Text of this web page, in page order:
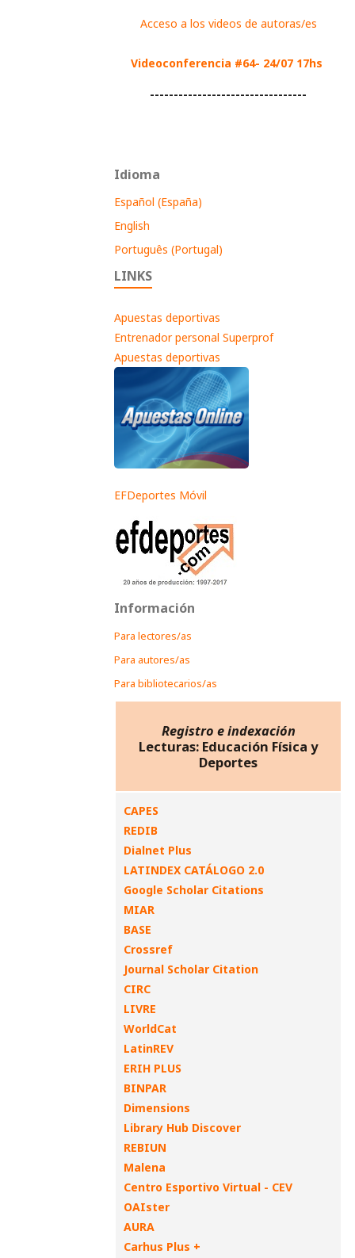
Acceso a los videos de autoras/es
Videoconferencia #64- 24/07 17hs
---------------------------------
Idioma
Español (España)
English
Português (Portugal)
LINKS
Apuestas deportivas
Entrenador personal Superprof
Apuestas deportivas
EFDeportes Móvil
Información
Para lectores/as
Para autores/as
Para bibliotecarios/as
Registro e indexación
Lecturas: Educación Física y
Deportes
CAPES
REDIB
Dialnet Plus
LATINDEX CATÁLOGO 2.0
Google Scholar Citations
MIAR
BASE
Crossref
Journal Scholar Citation
CIRC
LIVRE
WorldCat
LatinREV
ERIH PLUS
BINPAR
Dimensions
Library Hub Discover
REBIUN
Malena
Centro Esportivo Virtual - CEV
OAIster
AURA
Carhus Plus +